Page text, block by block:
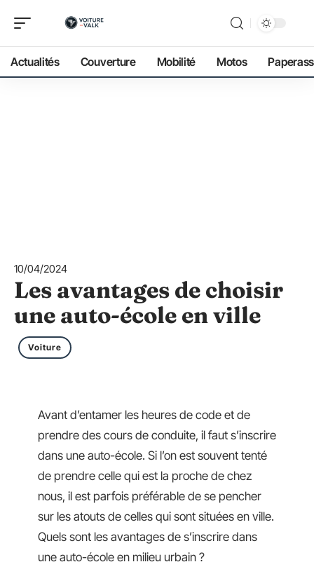
Actualités Couverture Mobilité Motos
10/04/2024
Les avantages de choisir
une auto-école en ville
Voiture
Avant d’entamer les heures de code et de
prendre des cours de conduite, il faut s’inscrire
dans une auto-école. Si l’on est souvent tenté
de prendre celle qui est la proche de chez
nous, il est parfois préférable de se pencher
sur les atouts de celles qui sont situées en ville.
Quels sont les avantages de s’inscrire dans
une auto-école en milieu urbain ?